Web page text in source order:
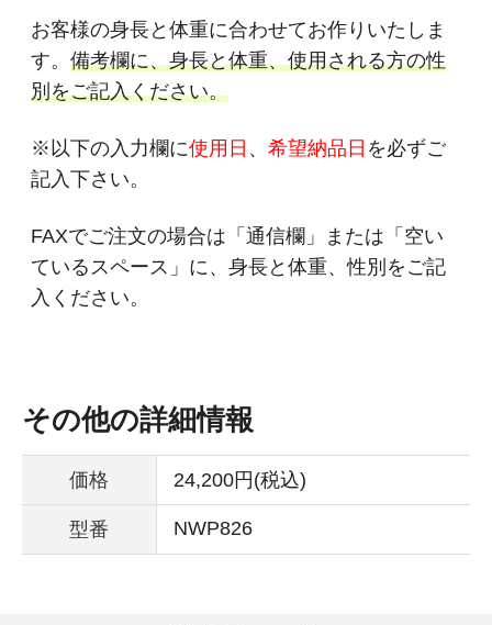
お客様の身長と体重に合わせてお作りいたしま
す。 備考欄に、身長と体重、使用される方の性
別をご記入ください。
※以下の入力欄に使用日 、 希望納品日 を必ずご
記入下さい。
FAXでご注文の場合は「通信欄」または「空い
ているスペース」に、身長と体重、性別をご記
入ください。
その他の詳細情報
価格 24,200円(税込)
型番 NWP826